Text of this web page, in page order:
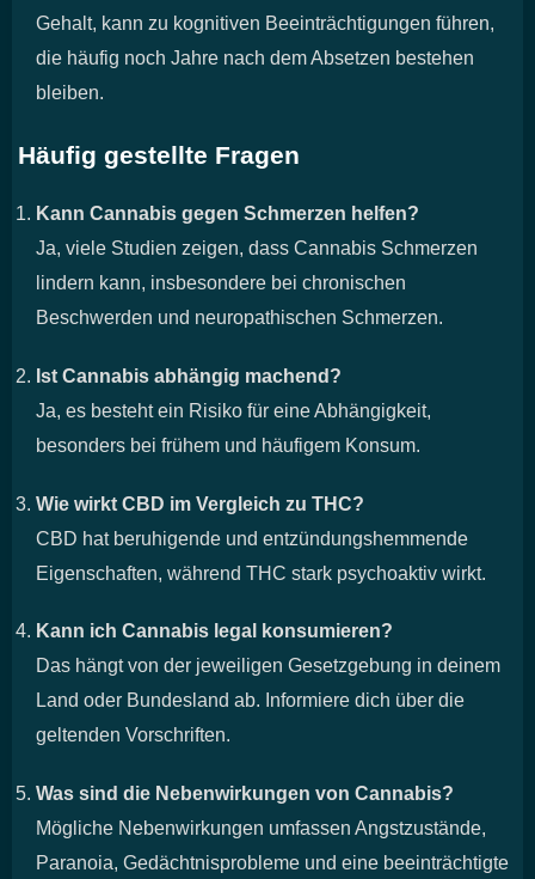
Gehalt, kann zu kognitiven Beeinträchtigungen führen,
die häufig noch Jahre nach dem Absetzen bestehen
bleiben.
Häufig gestellte Fragen
Kann Cannabis gegen Schmerzen helfen?
Ja, viele Studien zeigen, dass Cannabis Schmerzen
lindern kann, insbesondere bei chronischen
Beschwerden und neuropathischen Schmerzen.
Ist Cannabis abhängig machend?
Ja, es besteht ein Risiko für eine Abhängigkeit,
besonders bei frühem und häufigem Konsum.
Wie wirkt CBD im Vergleich zu THC?
CBD hat beruhigende und entzündungshemmende
Eigenschaften, während THC stark psychoaktiv wirkt.
Kann ich Cannabis legal konsumieren?
Das hängt von der jeweiligen Gesetzgebung in deinem
Land oder Bundesland ab. Informiere dich über die
geltenden Vorschriften.
Was sind die Nebenwirkungen von Cannabis?
Mögliche Nebenwirkungen umfassen Angstzustände,
Paranoia, Gedächtnisprobleme und eine beeinträchtigte